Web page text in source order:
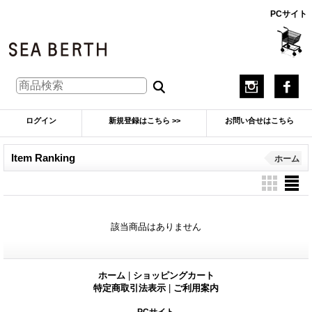
PCサイト
ログイン 新規登録はこちら >> お問い合せはこちら
Item Ranking ホーム
該当商品はありません
ホーム
ショッピングカート
特定商取引法表示
ご利用案内